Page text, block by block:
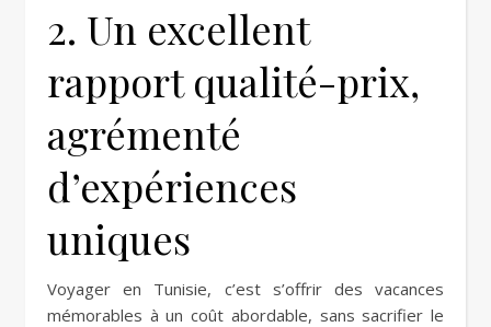
2. Un excellent
rapport qualité-prix,
agrémenté
d’expériences
uniques
Voyager en Tunisie, c’est s’offrir des vacances
mémorables à un coût abordable, sans sacrifier le